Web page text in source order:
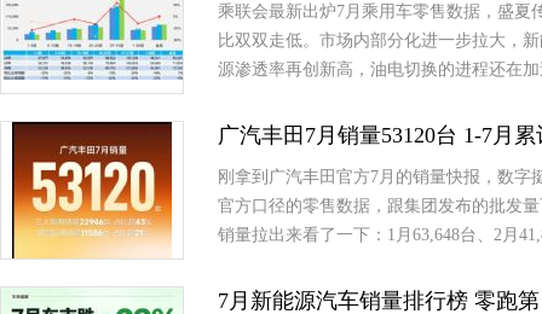
乘联会最新出炉7月乘用车零售数据，盛夏
比双双走低。市场内部分化进一步拉大，
源渗透率再创新高，油电切换的进程还在
广汽丰田7月销量53120台 1-7月
刚拿到广汽丰田官方7月的销量快报，数字
官方口径的零售数据，跟集团发布的批发
销量拉出来看了一下：1月63,648台、2月
7月新能源汽车销量排行榜 零跑